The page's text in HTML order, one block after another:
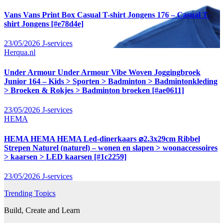
Vans Vans Print Box Casual T-shirt Jongens 176 – Casual T-
shirt Jongens [#e78d4e]
23/05/2026 J-services
Herqua.nl
Under Armour Under Armour Vibe Woven Joggingbroek
Junior 164 – Kids > Sporten > Badminton > Badmintonkleding
> Broeken & Rokjes > Badminton broeken [#ae0611]
23/05/2026 J-services
HEMA
HEMA HEMA HEMA Led-dinerkaars ⌀2.3x29cm Ribbel
Strepen Naturel (naturel) – wonen en slapen > woonaccessoires
> kaarsen > LED kaarsen [#1c2259]
23/05/2026 J-services
Trending Topics
Build, Create and Learn